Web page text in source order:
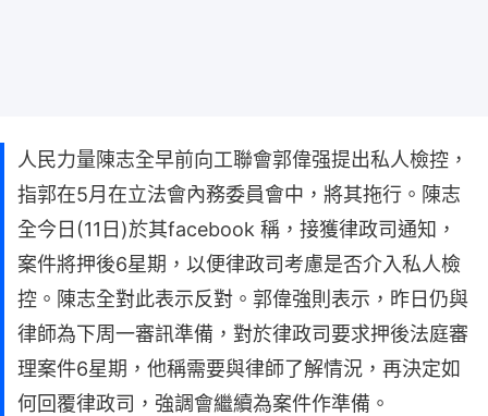
人民力量陳志全早前向工聯會郭偉强提出私人檢控，
指郭在5月在立法會內務委員會中，將其拖行。陳志
全今日(11日)於其facebook 稱，接獲律政司通知，
案件將押後6星期，以便律政司考慮是否介入私人檢
控。陳志全對此表示反對。郭偉強則表示，昨日仍與
律師為下周一審訊準備，對於律政司要求押後法庭審
理案件6星期，他稱需要與律師了解情況，再決定如
何回覆律政司，強調會繼續為案件作準備。